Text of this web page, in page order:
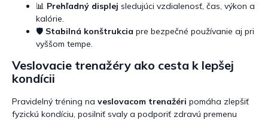
📊 Prehľadný displej sledujúci vzdialenosť, čas, výkon a
kalórie.
🛡️ Stabilná konštrukcia pre bezpečné používanie aj pri
vyššom tempe.
Veslovacie trenažéry ako cesta k lepšej
kondícii
Pravidelný tréning na veslovacom trenažéri pomáha zlepšiť
fyzickú kondíciu, posilniť svaly a podporiť zdravú premenu